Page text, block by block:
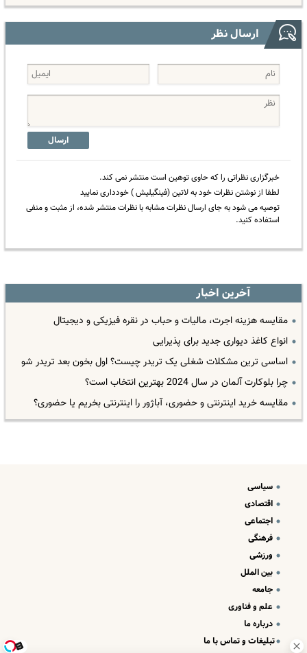
ارسال نظر
ارسال
خبرگزاری نظراتی را که حاوی توهین است منتشر نمی کند.
لطفا از نوشتن نظرات خود به لاتین (فینگیلیش ) خودداری نمایید
توصیه می شود به جای ارسال نظرات مشابه با نظرات منتشر شده، از مثبت و منفی
استفاده کنید.
آخرین اخبار
مقایسه هزینه اجرت، مالیات و حباب در نقره فیزیکی و دیجیتال
انواع کاغذ دیواری جدید برای پذیرایی
اساسی ترین مشکلات شغلی یک تریدر چیست؟ اول بخون بعد تریدر شو
چرا بلوکارت آلمان در سال 2024 بهترین انتخاب است؟
مقایسه خرید اینترنتی و حضوری، آباژور را اینترنتی بخریم یا حضوری؟
سیاسی
اقتصادی
اجتماعی
فرهنگی
ورزشی
بین الملل
جامعه
علم و فناوری
درباره ما
تبلیغات و تماس با ما